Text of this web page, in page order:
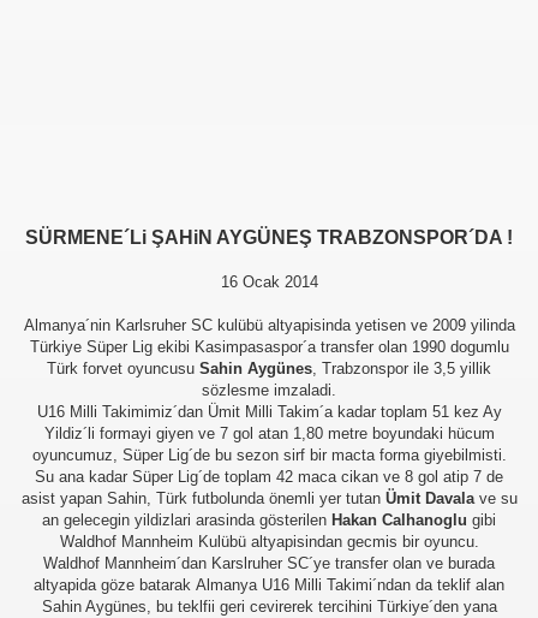
SÜRMENE´Li ŞAHiN AYGÜNEŞ TRABZONSPOR´DA !
16 Ocak 2014
Almanya´nin Karlsruher SC kulübü altyapisinda yetisen ve 2009 yilinda
Türkiye Süper Lig ekibi Kasimpasaspor´a transfer olan 1990 dogumlu
Türk forvet oyuncusu Sahin Aygünes, Trabzonspor ile 3,5 yillik
sözlesme imzaladi.
U16 Milli Takimimiz´dan Ümit Milli Takim´a kadar toplam 51 kez Ay
Yildiz´li formayi giyen ve 7 gol atan 1,80 metre boyundaki hücum
oyuncumuz, Süper Lig´de bu sezon sirf bir macta forma giyebilmisti.
Su ana kadar Süper Lig´de toplam 42 maca cikan ve 8 gol atip 7 de
asist yapan Sahin, Türk futbolunda önemli yer tutan Ümit Davalave su
an gelecegin yildizlari arasinda gösterilen Hakan Calhanoglu gibi
Waldhof Mannheim Kulübü altyapisindan gecmis bir oyuncu.
Waldhof Mannheim´dan Karslruher SC´ye transfer olan ve burada
altyapida göze batarak Almanya U16 Milli Takimi´ndan da teklif alan
Sahin Aygünes, bu teklfii geri cevirerek tercihini Türkiye´den yana